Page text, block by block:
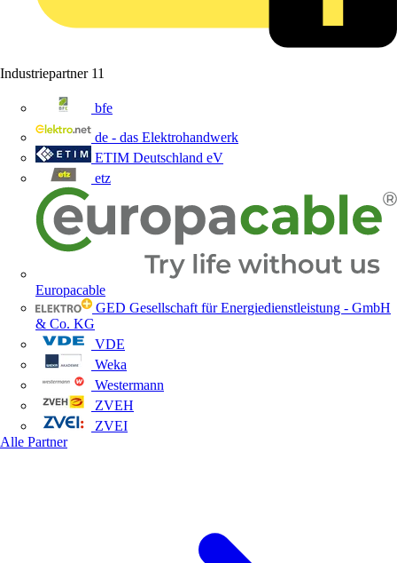
Industriepartner 11
bfe
de - das Elektrohandwerk
ETIM Deutschland eV
etz
Europacable
GED Gesellschaft für Energiedienstleistung - GmbH
& Co. KG
VDE
Weka
Westermann
ZVEH
ZVEI
Alle Partner